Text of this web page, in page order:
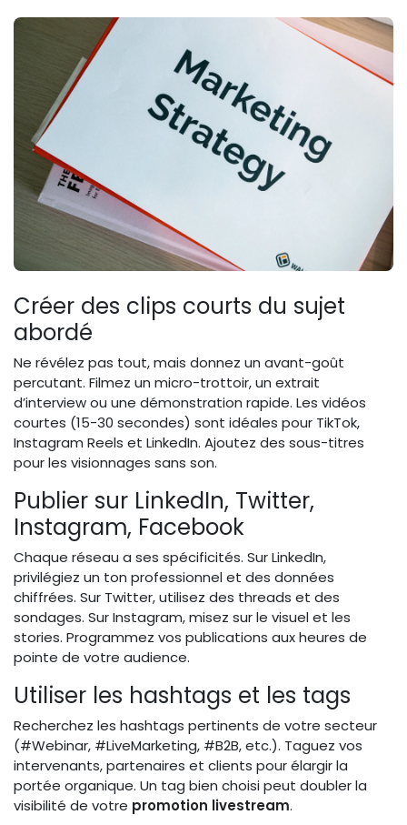
Créer des clips courts du sujet
abordé
Ne révélez pas tout, mais donnez un avant-goût
percutant. Filmez un micro-trottoir, un extrait
d’interview ou une démonstration rapide. Les vidéos
courtes (15-30 secondes) sont idéales pour TikTok,
Instagram Reels et LinkedIn. Ajoutez des sous-titres
pour les visionnages sans son.
Publier sur LinkedIn, Twitter,
Instagram, Facebook
Chaque réseau a ses spécificités. Sur LinkedIn,
privilégiez un ton professionnel et des données
chiffrées. Sur Twitter, utilisez des threads et des
sondages. Sur Instagram, misez sur le visuel et les
stories. Programmez vos publications aux heures de
pointe de votre audience.
Utiliser les hashtags et les tags
Recherchez les hashtags pertinents de votre secteur
(#Webinar, #LiveMarketing, #B2B, etc.). Taguez vos
intervenants, partenaires et clients pour élargir la
portée organique. Un tag bien choisi peut doubler la
visibilité de votre promotion livestream.